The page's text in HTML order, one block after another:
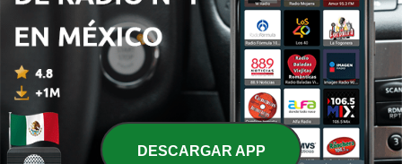
TOP CANCIONES
1 The Arrival
2 Chase
Igor Khainskyi
3 Army DESCARGAR APP